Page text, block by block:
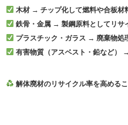
木材 → チップ化して燃料や合板材
鉄骨・金属 → 製鋼原料としてリサ
プラスチック・ガラス → 廃棄物処
有害物質（アスベスト・鉛など）
解体廃材のリサイクル率を高める